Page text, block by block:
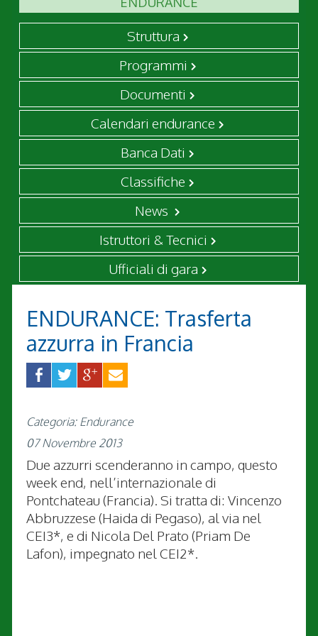
Struttura
Programmi
Documenti
Calendari endurance
Banca Dati
Classifiche
News
Istruttori & Tecnici
Ufficiali di gara
ENDURANCE: Trasferta
azzurra in Francia
Categoria: Endurance
07 Novembre 2013
Due azzurri scenderanno in campo, questo
week end, nell’internazionale di
Pontchateau (Francia). Si tratta di: Vincenzo
Abbruzzese (Haida di Pegaso), al via nel
CEI3*, e di Nicola Del Prato (Priam De
Lafon), impegnato nel CEI2*.